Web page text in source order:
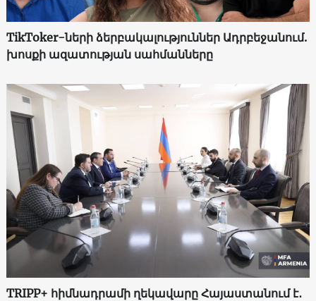
TikToker-ների ձերբակալություններ Ադրբեջանում.
խոսքի ազատության սահմանները
TRIPP+ հիմնադրամի ղեկավարը Հայաստանում է․